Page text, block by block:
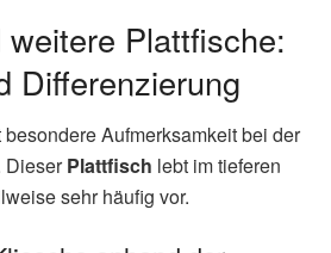
Plattfische:
Differenzierung
Aufmerksamkeit bei der
DieserPlattfisch lebt im tieferen
sehr häufig vor.